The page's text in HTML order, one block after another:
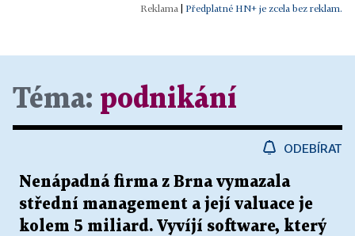
Předplatné HN+ je zcela bez reklam.
Téma: podnikání
ODEBÍRAT
Nenápadná firma z Brna vymazala
střední management a její valuace je
kolem 5 miliard. Vyvíjí software, který